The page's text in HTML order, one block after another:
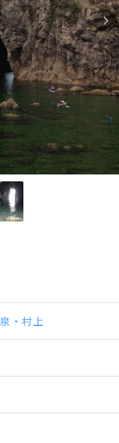
・村上